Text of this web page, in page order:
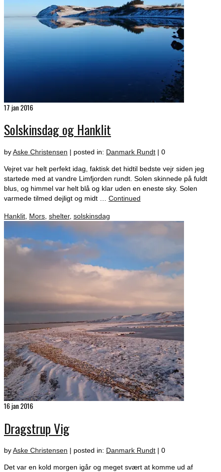
17 jan 2016
Solskinsdag og Hanklit
byAske Christensen | posted in: Danmark Rundt | 0
Vejret var helt perfekt idag, faktisk det hidtil bedste vejr siden jeg
startede med at vandre Limfjorden rundt. Solen skinnede på fuldt
blus, og himmel var helt blå og klar uden en eneste sky. Solen
varmede tilmed dejligt og midt … Continued
Hanklit Mors shelter, solskinsdag
16jan 2016
Dragstrup Vig
byAske Christensen | posted in: Danmark Rundt | 0
Det var en kold morgen igår og meget svært at komme ud af